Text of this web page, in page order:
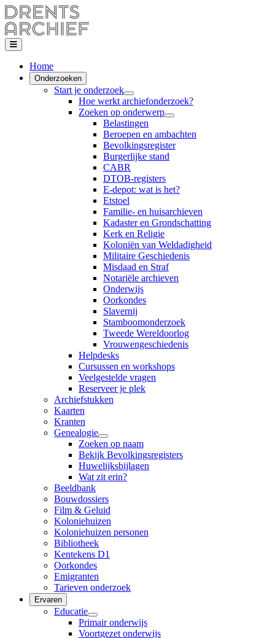
Home
Onderzoeken
Start je onderzoek
Hoe werkt archiefonderzoek?
Zoeken op onderwerp
Belastingen
Beroepen en ambachten
Bevolkingsregister
Burgerlijke stand
CABR
DTOB-registers
E-depot: wat is het?
Etstoel
Familie- en huisarchieven
Kadaster en Grondschatting
Kerk en Religie
Koloniën van Weldadigheid
Militaire Geschiedenis
Misdaad en Straf
Notariële archieven
Onderwijs
Oorkondes
Slavernij
Stamboomonderzoek
Tweede Wereldoorlog
Vrouwengeschiedenis
Helpdesks
Cursussen en workshops
Veelgestelde vragen
Reserveer je plek
Archiefstukken
Kaarten
Kranten
Genealogie
Zoeken op naam
Bekijk Bevolkingsregisters
Huwelijksbijlagen
Wat zit erin?
Beeldbank
Bouwdossiers
Film & Geluid
Koloniehuizen
Koloniehuizen personen
Bibliotheek
Kentekens D1
Oorkondes
Emigranten
Tarieven onderzoek
Ervaren
Educatie
Primair onderwijs
Voortgezet onderwijs